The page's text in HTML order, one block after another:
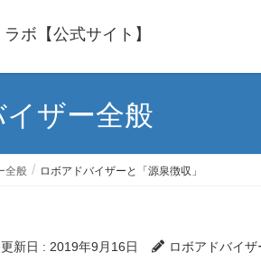
ボ【公式サイト】
ザー全般
全般 ロボアドバイザーと「源泉徴収」
新日 : 2019年9月16日 ロボアドバイザ